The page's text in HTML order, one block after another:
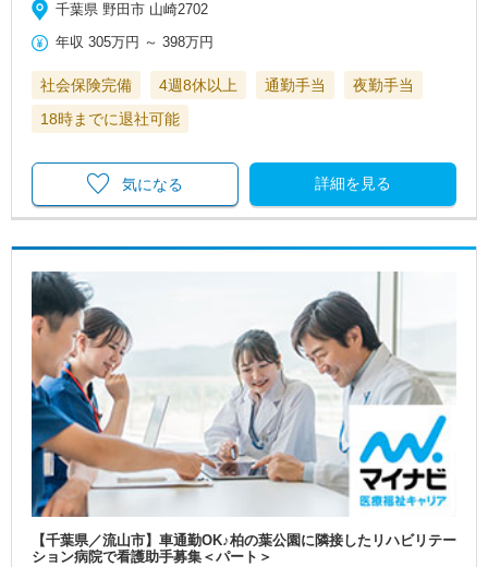
千葉県 野田市 山崎2702
年収 305万円 ～398万円
社会保険完備 4週8休以上 通勤手当
夜勤手当
18時までに退社可能
詳細を見る
気になる
【千葉県／流山市】車通勤OK♪柏の葉公園に隣接したリハビリテー
ション病院で看護助手募集＜パート＞